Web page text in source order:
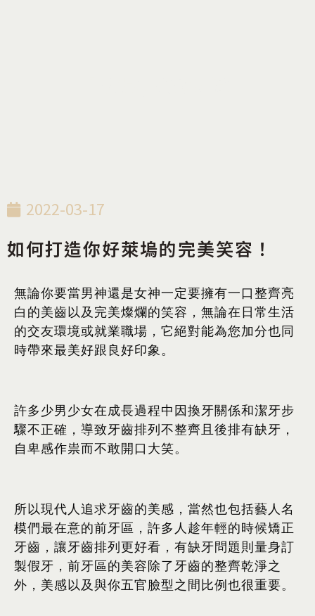
2022-03-17
如何打造你好萊塢的完美笑容！
無論你要當男神還是女神一定要擁有一口整齊亮
白的美齒以及完美燦爛的笑容，無論在日常生活
的交友環境或就業職場，它絕對能為您加分也同
時帶來最美好跟良好印象。
許多少男少女在成長過程中因換牙關係和潔牙步
驟不正確，導致牙齒排列不整齊且後排有缺牙，
自卑感作祟而不敢開口大笑。
所以現代人追求牙齒的美感，當然也包括藝人名
模們最在意的前牙區，許多人趁年輕的時候矯正
牙齒，讓牙齒排列更好看，有缺牙問題則量身訂
製假牙，前牙區的美容除了牙齒的整齊乾淨之
外，美感以及與你五官臉型之間比例也很重要。